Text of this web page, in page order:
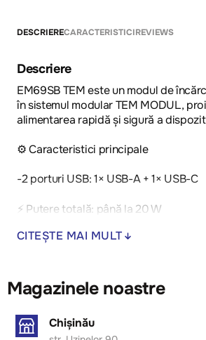
DESCRIERECARACTERISTICIREVIEWS
Descriere
EM69SB TEM este un modul de
în sistemul modular TEM MODUL,
alimentarea rapidă și sigură a
⚙️ Caracteristici principale
-2 porturi USB: 1× USB-A + 1× USB-C
⚡ Putere totală: până la 20 W
Tehnologie Power Delivery (PD)
altor dispozitive
Poți încărca două dispozitive simultan
împarte)
CITEȘTE MAI MULT
Magazinele noastre
Chișinău